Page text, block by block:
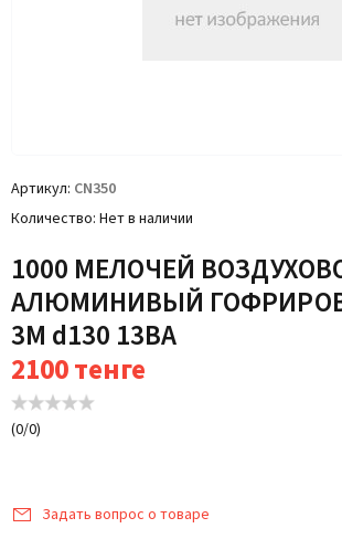
Артикул CN350
Количество Нет в наличии
1000 МЕЛОЧЕЙ
АЛЮМИНИВЫЙ
3М d130 13BA
2100тенге
(0/0)
Задать вопрос о товаре